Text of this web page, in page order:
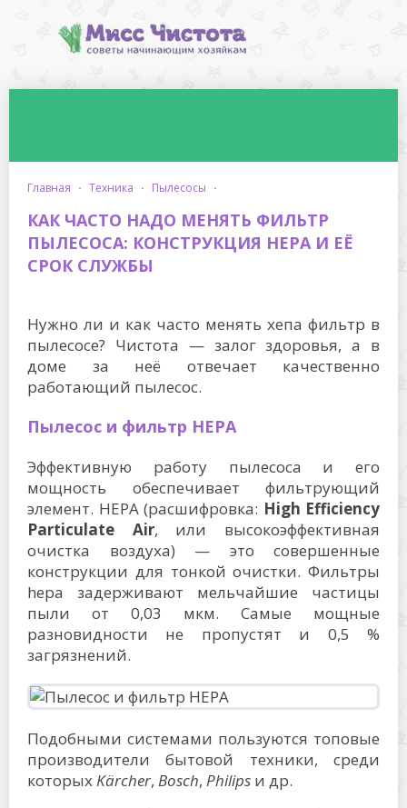
главная · техника · пылесосы ·
КАК ЧАСТО НАДО МЕНЯТЬ ФИЛЬТР
ПЫЛЕСОСА: КОНСТРУКЦИЯ HEPA И ЕЁ
СРОК СЛУЖБЫ
Нужно ли и как часто менять хепа фильтр в
пылесосе? Чистота — залог здоровья, а в
доме за неё отвечает качественно
работающий пылесос.
Пылесос и фильтр HEPA
Эффективную работу пылесоса и его
мощность обеспечивает фильтрующий
элемент. HEPA (расшифровка: High Efficiency
Particulate Air, или высокоэффективная
очистка воздуха) — это совершенные
конструкции для тонкой очистки. Фильтры
hepa задерживают мельчайшие частицы
пыли от 0,03 мкм. Самые мощные
разновидности не пропустят и 0,5 %
загрязнений.
Подобными системами пользуются топовые
производители бытовой техники, среди
которыхKärcher, Bosch, Philips и др.